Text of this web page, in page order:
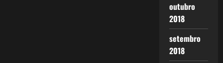
outubro
2018
setembro
2018